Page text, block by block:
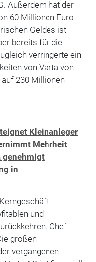
Außerdem hat der
60 Millionen Euro
Geldes ist
bereits für die
verringerte ein
von Varta von
230 Millionen
Kleinanleger
Mehrheit
genehmigt
in
und
Chef
großen
vergangenen